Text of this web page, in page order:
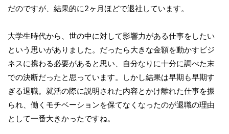
だのですが、結果的に2ヶ月ほどで退社しています。
大学生時代から、世の中に対して影響力がある仕事をしたい
という思いがありました。だったら大きな金額を動かすビジ
ネスに携わる必要があると思い、自分なりに十分に調べた末
での決断だったと思っています。しかし結果は早期も早期す
ぎる退職。就活の際に説明された内容とかけ離れた仕事を振
られ、働くモチベーションを保てなくなったのが退職の理由
として一番大きかったですね。